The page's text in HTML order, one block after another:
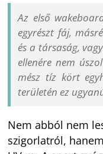
Az első
egyrészt fáj,
és a társaság,
ellenére nem
mész tíz kört
területén ez
Nem abból nem
szigorlatról,